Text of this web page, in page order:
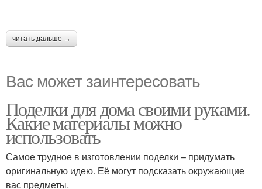
читать дальше →
Вас может заинтересовать
Поделки для дома своими руками.
Какие материалы можно
использовать
Самое трудное в изготовлении поделки – придумать
оригинальную идею. Её могут подсказать окружающие
вас предметы.